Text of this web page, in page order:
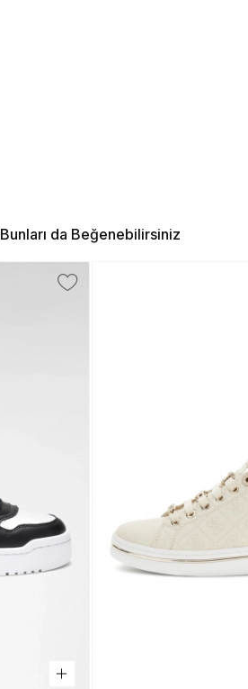
Bunları da Beğenebilirsiniz